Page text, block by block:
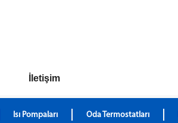
Isı Pompaları Oda Termostatları
İletişim